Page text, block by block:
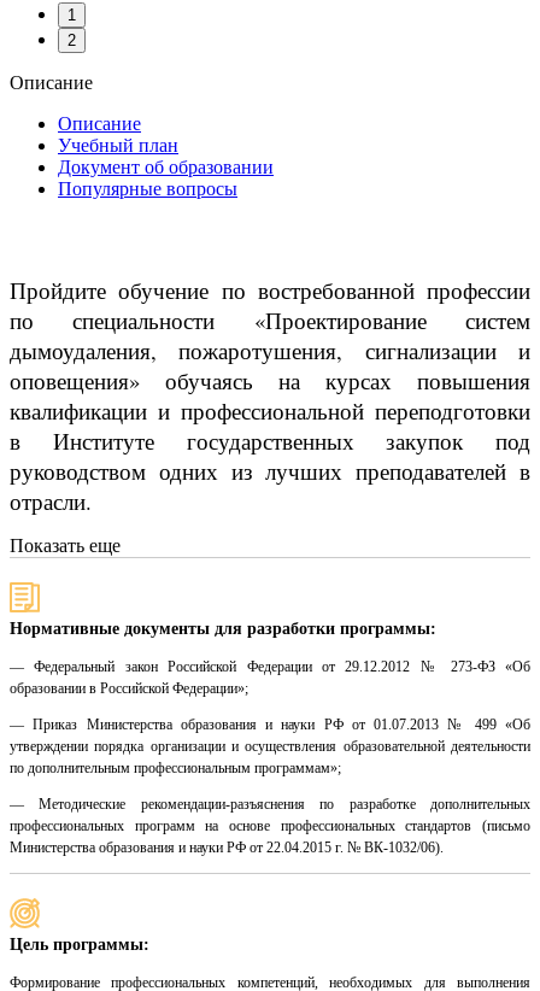
1
2
Описание
Описание
Учебный план
Документ об образовании
Популярные вопросы
Пройдите обучение по востребованной профессии
по специальности «Проектирование систем
дымоудаления, пожаротушения, сигнализации и
оповещения» обучаясь на курсах повышения
квалификации и профессиональной переподготовки
в Институте государственных закупок под
руководством одних из лучших преподавателей в
отрасли.
Показать еще
Нормативные документы для разработки программы:
— Федеральный закон Российской Федерации от 29.12.2012 № 273-ФЗ «Об
образовании в Российской Федерации»;
— Приказ Министерства образования и науки РФ от 01.07.2013 № 499 «Об
утверждении порядка организации и осуществления образовательной деятельности
по дополнительным профессиональным программам»;
— Методические рекомендации-разъяснения по разработке дополнительных
профессиональных программ на основе профессиональных стандартов (письмо
Министерства образования и науки РФ от 22.04.2015 г. № ВК-1032/06).
Цель программы:
Формирование профессиональных компетенций, необходимых для выполнения